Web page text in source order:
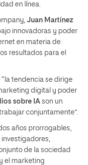
en línea.
Juan Martínez
innovadoras y poder
en materia de
resultados para el
tendencia se dirige
digital y poder
sobre IA son un
conjuntamente”.
años prorrogables,
de la sociedad
el marketing